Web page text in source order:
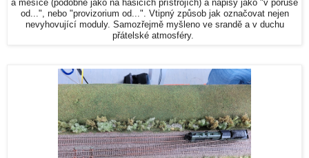
a měsíce (podobně jako na hasicích přístrojích) a nápisy jako "v poruše
od...", nebo "provizorium od...". Vtipný způsob jak označovat nejen
nevyhovující moduly. Samozřejmě myšleno ve srandě a v duchu
přátelské atmosféry.